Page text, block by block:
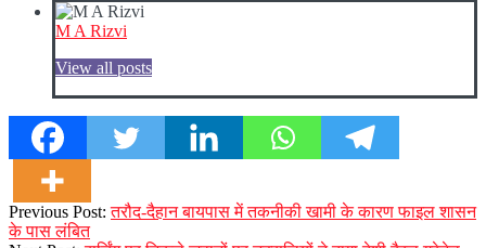
M A Rizvi
View all posts
2023-
12-
Previous Post:तरौद-दैहान बायपास में तकनीकी खामी के कारण फाइल शासन
के पास लंबित